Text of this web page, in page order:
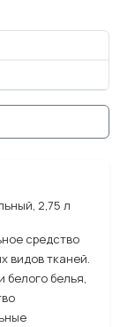
2,75 л
средство
видов тканей.
белого белья,